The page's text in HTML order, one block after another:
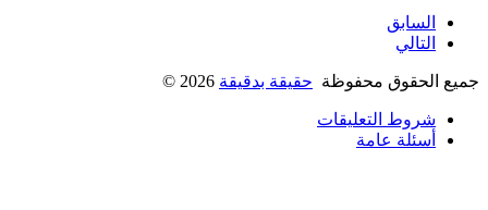
السابق
التالي
الحقوق محفوظةحقيقة بدقيقة 2026
©
شروط التعليقات
أسئلة عامة